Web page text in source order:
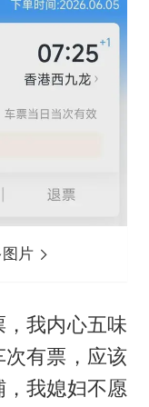
片
我内心五味
有票，应该
我媳妇不愿